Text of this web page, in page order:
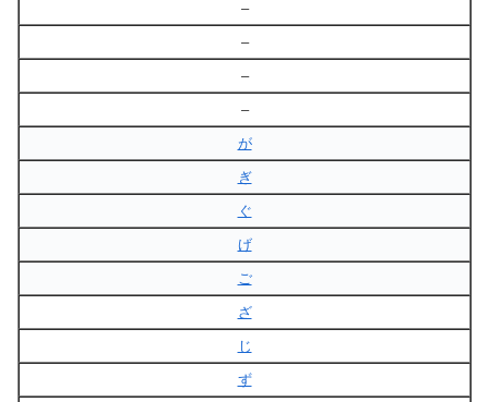
–
–
–
–
が
ぎ
ぐ
げ
ご
ざ
じ
ず